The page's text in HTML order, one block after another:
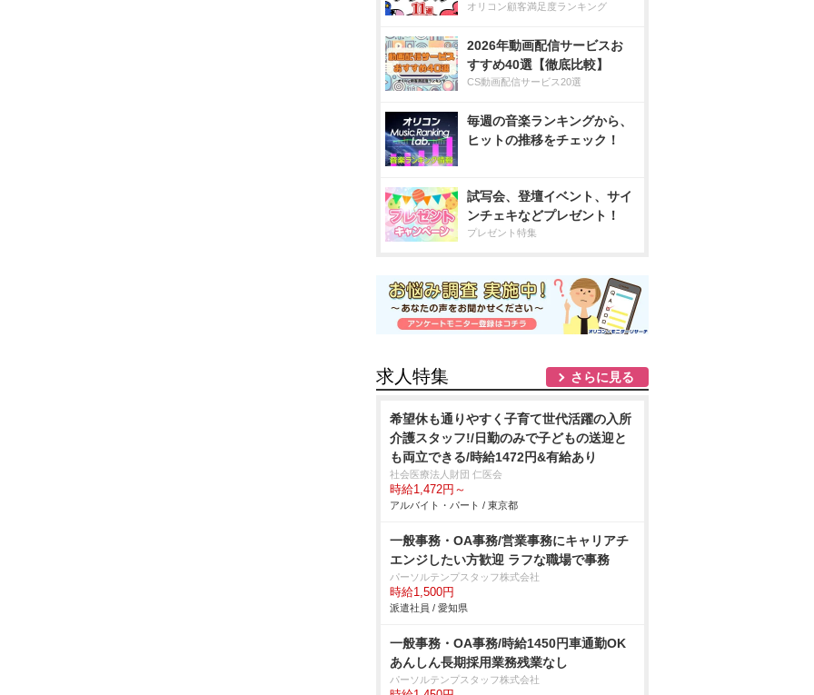
オリコン顧客満足度ランキング
2026年動画配信サービスお
すすめ40選【徹底比較】
CS動画配信サービス20選
毎週の音楽ランキングから、
ヒットの推移をチェック！
試写会、登壇イベント、サイ
ンチェキなどプレゼント！
プレゼント特集
求人特集 さらに見る
希望休も通りやすく子育て世代活躍の入所
介護スタッフ!/日勤のみで子どもの送迎と
も両立できる/時給1472円&有給あり
社会医療法人財団 仁医会
時給1,472円～
アルバイト・パート / 東京都
一般事務・OA事務/営業事務にキャリアチ
エンジしたい方歓迎 ラフな職場で事務
パーソルテンプスタッフ株式会社
時給1,500円
派遣社員 / 愛知県
一般事務・OA事務/時給1450円車通勤OK
あんしん長期採用業務残業なし
パーソルテンプスタッフ株式会社